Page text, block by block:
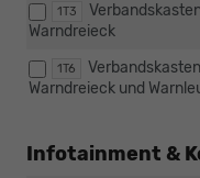
1T3
Warndreieck
1T6
Warndreieck und
Infotainment &